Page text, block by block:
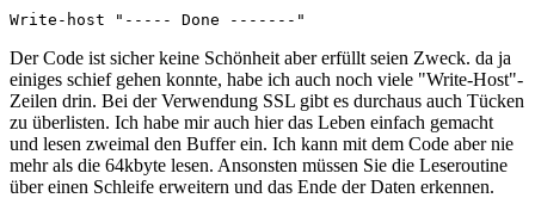
Write-host "----- Done -------"
Der Code ist sicher keine Schönheit aber erfüllt seien Zweck. da ja
einiges schief gehen konnte, habe ich auch noch viele "Write-Host"-
Zeilen drin. Bei der Verwendung SSL gibt es durchaus auch Tücken
zu überlisten. Ich habe mir auch hier das Leben einfach gemacht
und lesen zweimal den Buffer ein. Ich kann mit dem Code aber nie
mehr als die 64kbyte lesen. Ansonsten müssen Sie die Leseroutine
über einen Schleife erweitern und das Ende der Daten erkennen.